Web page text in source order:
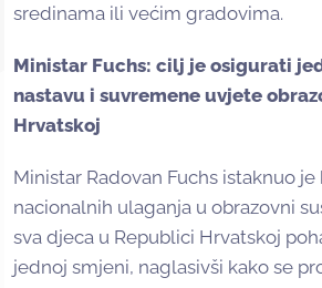
sredinama ili većim gradovima.
Ministar Fuchs: cilj je osigurati
nastavu i suvremene uvjete
Hrvatskoj
Ministar Radovan Fuchs istaknuo
nacionalnih ulaganja u obrazovni
sva djeca u Republici Hrvatskoj
jednoj smjeni, naglasivši kako se